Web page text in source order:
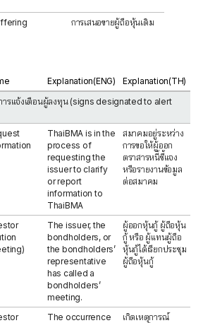
การเสนอขายผู้ถือหุ้นเดิม
Explanation(ENG)
Explanation(TH)
ารแจ้งเตือนผู้ลงทุน (signs designated to alert
ThaiBMA is in the
process of
requesting the
issuer to clarify
or report
information to
ThaiBMA
สมาคมอยู่ระหว่าง
การขอให้ผู้ออก
ตราสารหนี้ชี้แจง
หรือรายงานข้อมูล
ต่อสมาคม
The issuer, the
bondholders, or
the bondholders’
representative
has called a
bondholders’
meeting.
ผู้ออกหุ้นกู้ ผู้ถือหุ้น
กู้ หรือ ผู้แทนผู้ถือ
หุ้นกู้ได้เรียกประชุม
ผู้ถือหุ้นกู้
The occurrence
เกิดเหตุการณ์